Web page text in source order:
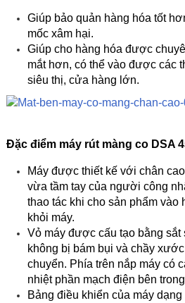
Giúp bảo quản hàng hóa tốt
mốc xâm hại.
Giúp cho hàng hóa được
mắt hơn, có thể vào được các
siêu thị, cửa hàng lớn.
Đặc điểm máy rút màng co DSA
Máy được thiết kế với chân
vừa tầm tay của người công
thao tác khi cho sản phẩm vào
khỏi máy.
Vỏ máy được cấu tạo bằng
không bị bám bụi và chầy
chuyển. Phía trên nắp máy có
nhiệt phần mạch điện bên
Bảng điều khiển của máy